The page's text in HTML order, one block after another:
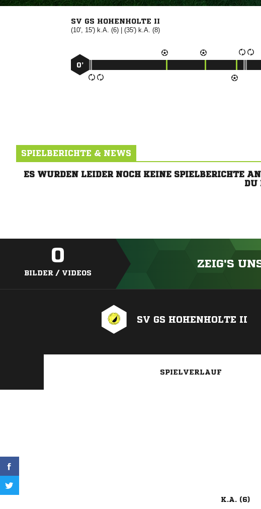
SV GS HOHENHOLTE II
(10', 15') k.A. (6) | (35') k.A. (8)
0’
SPIELBERICHTE & NEWS
ES WURDEN LEIDER NOCH KEINE SPIELBERICHTE
DU
0
BILDER / VIDEOS
ZEIG'S
SV GS HOHENHOLTE II
SPIELVERLAUF
K.A. (6)